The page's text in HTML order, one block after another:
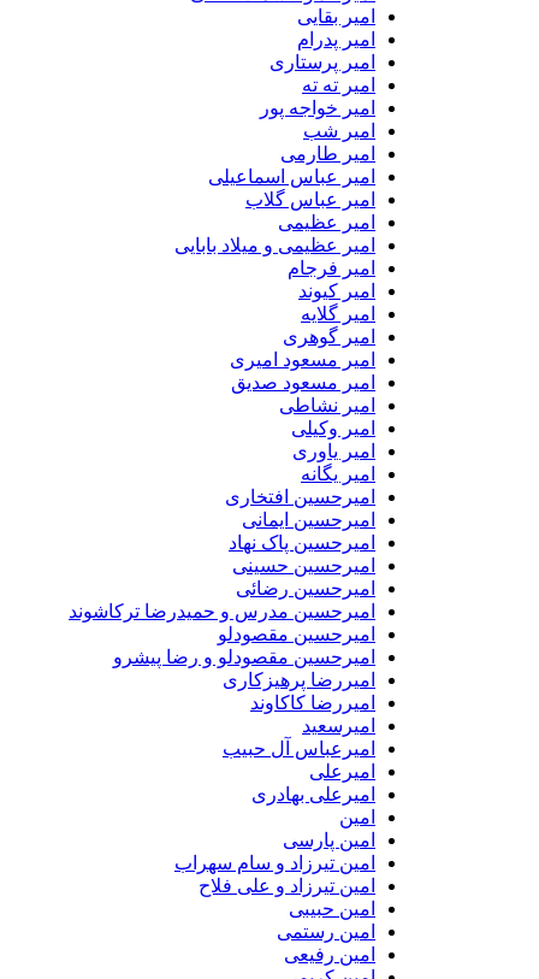
امیر بقایی
امیر پدرام
امیر پرستاری
امیر ته ته
امیر خواجه پور
امیر شب
امیر طارمی
امیر عباس اسماعیلی
امیر عباس گلاب
امیر عظیمی
امیر عظیمی و میلاد بابایی
امیر فرجام
امیر کیوند
امیر گلایه
امیر گوهری
امیر مسعود امیری
امیر مسعود صدیق
امیر نشاطی
امیر وکیلی
امیر یاوری
امیر یگانه
امیرحسین افتخاری
امیرحسین ایمانی
امیرحسین پاک نهاد
امیرحسین حسینی
امیرحسین رضائی
امیرحسین مدرس و حمیدرضا ترکاشوند
امیرحسین مقصودلو
امیرحسین مقصودلو و رضا پیشرو
امیررضا پرهیزکاری
امیررضا کاکاوند
امیرسعید
امیرعباس آل حبیب
امیرعلی
امیرعلی بهادری
امین پارسی
امین تیرزاد و سام سهراب
امین تیرزاد و علی فلاح
امین حبیبی
امین رستمی
امین رفیعی